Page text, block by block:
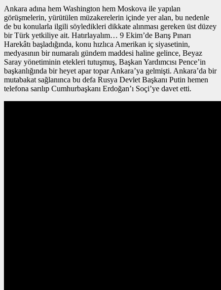
Ankara adına hem Washington hem Moskova ile yapılan
görüşmelerin, yürütülen müzakerelerin içinde yer alan, bu nedenle
de bu konularla ilgili söyledikleri dikkate alınması gereken üst düzey
bir Türk yetkiliye ait. Hatırlayalım… 9 Ekim’de Barış Pınarı
Harekâtı başladığında, konu hızlıca Amerikan iç siyasetinin,
medyasının bir numaralı gündem maddesi haline gelince, Beyaz
Saray yönetiminin etekleri tutuşmuş, Başkan Yardımcısı Pence’in
başkanlığında bir heyet apar topar Ankara’ya gelmişti. Ankara’da bir
mutabakat sağlanınca bu defa Rusya Devlet Başkanı Putin hemen
telefona sarılıp Cumhurbaşkanı Erdoğan’ı Soçi’ye davet etti.